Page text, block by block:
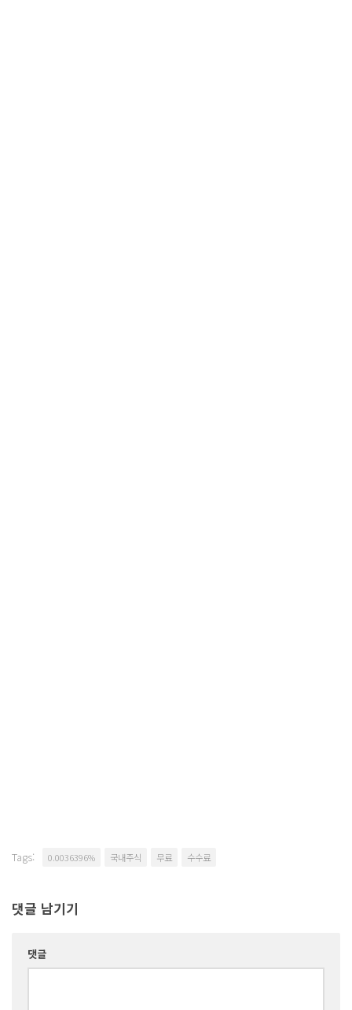
Tags: 0.0036396% 국내주식 무료 수수료
댓글 남기기
댓글